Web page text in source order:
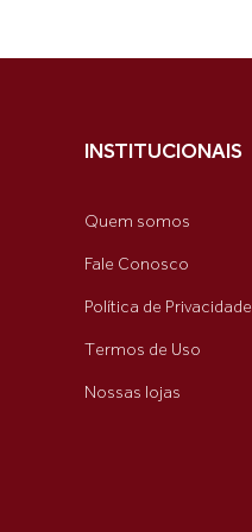
INSTITUCIONAIS
Quem somos
Fale Conosco
Política de Privacidade
Termos de Uso
Nossas lojas